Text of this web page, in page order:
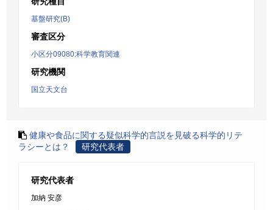
基盤研究(B)
審査区分
小区分09080:科学教育関連
研究機関
国立天文台
健康や食品に関する疑似科学的言説を見破る科学的リテ
ラシーとは？
研究代表者
研究代表者
加納 安彦